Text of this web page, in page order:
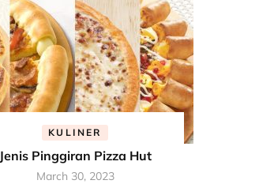
KULINER
Jenis Pinggiran Pizza Hut
March 30, 2023